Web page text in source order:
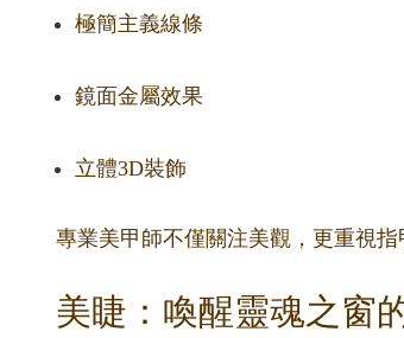
極簡主義線條
鏡面金屬效果
立體3D裝飾
專業美甲師不僅關注美觀，更重視
美睫：喚醒靈魂之窗